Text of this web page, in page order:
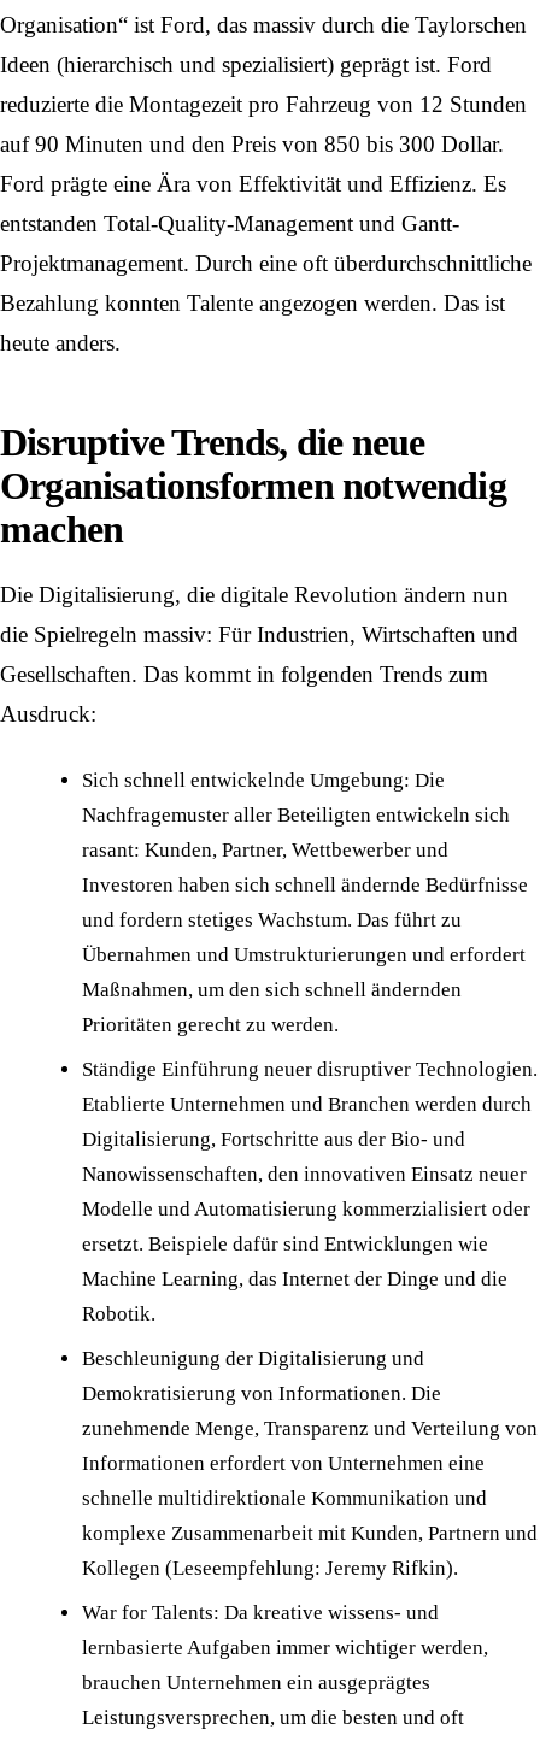
Organisation“ ist Ford, das massiv durch die Taylorschen
Ideen (hierarchisch und spezialisiert) geprägt ist. Ford
reduzierte die Montagezeit pro Fahrzeug von 12 Stunden
auf 90 Minuten und den Preis von 850 bis 300 Dollar.
Ford prägte eine Ära von Effektivität und Effizienz. Es
entstanden Total-Quality-Management und Gantt-
Projektmanagement. Durch eine oft überdurchschnittliche
Bezahlung konnten Talente angezogen werden. Das ist
heute anders.
Disruptive Trends, die neue
Organisationsformen notwendig
machen
Die Digitalisierung, die digitale Revolution ändern nun
die Spielregeln massiv: Für Industrien, Wirtschaften und
Gesellschaften. Das kommt in folgenden Trends zum
Ausdruck:
Sich schnell entwickelnde Umgebung: Die
Nachfragemuster aller Beteiligten entwickeln sich
rasant: Kunden, Partner, Wettbewerber und
Investoren haben sich schnell ändernde Bedürfnisse
und fordern stetiges Wachstum. Das führt zu
Übernahmen und Umstrukturierungen und erfordert
Maßnahmen, um den sich schnell ändernden
Prioritäten gerecht zu werden.
Ständige Einführung neuer disruptiver Technologien.
Etablierte Unternehmen und Branchen werden durch
Digitalisierung, Fortschritte aus der Bio- und
Nanowissenschaften, den innovativen Einsatz neuer
Modelle und Automatisierung kommerzialisiert oder
ersetzt. Beispiele dafür sind Entwicklungen wie
Machine Learning, das Internet der Dinge und die
Robotik.
Beschleunigung der Digitalisierung und
Demokratisierung von Informationen. Die
zunehmende Menge, Transparenz und Verteilung von
Informationen erfordert von Unternehmen eine
schnelle multidirektionale Kommunikation und
komplexe Zusammenarbeit mit Kunden, Partnern und
Kollegen (Leseempfehlung: Jeremy Rifkin).
War for Talents: Da kreative wissens- und
lernbasierte Aufgaben immer wichtiger werden,
brauchen Unternehmen ein ausgeprägtes
Leistungsversprechen, um die besten und oft